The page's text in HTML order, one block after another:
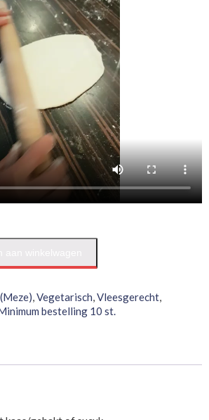
,Vegetarisch,Vleesgerecht,
bestelling 10 st.